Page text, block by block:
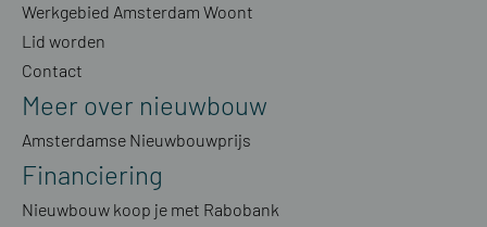
Werkgebied Amsterdam Woont
Lid worden
Contact
Meer over nieuwbouw
Amsterdamse Nieuwbouwprijs
Financiering
Nieuwbouw koop je met Rabobank